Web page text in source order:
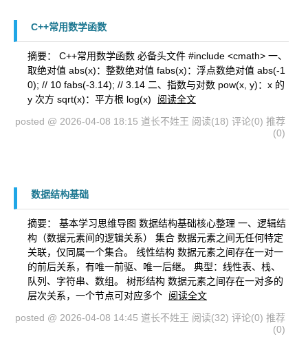
C++常用数学函数
摘要： C++常用数学函数 必备头文件 #include <cmath> 一、
取绝对值 abs(x)：整数绝对值 fabs(x)：浮点数绝对值 abs(-1
0); // 10 fabs(-3.14); // 3.14 二、指数与对数 pow(x, y)：x 的
y 次方 sqrt(x)：平方根 log(x)
阅读全文
posted @ 2026-04-08 18:15 道长不姓王 阅读(18) 评论(0) 推荐
(0)
数据结构基础
摘要： 基本学习思维导图 数据结构基础核心整理 一、逻辑结
构（数据元素间的逻辑关系） 集合 数据元素之间无任何特定
关联，仅同属一个集合。 线性结构 数据元素之间存在一对一
的前后关系，有唯一前驱、唯一后继。 典型：线性表、栈、
队列、字符串、数组。 树形结构 数据元素之间存在一对多的
层次关系，一个节点可对应多个
阅读全文
posted @ 2026-04-08 14:45 道长不姓王 阅读(32) 评论(0) 推荐
(0)